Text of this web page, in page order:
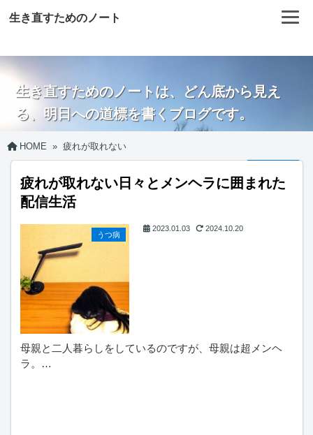
生き直すためのノート
生き直すためのノートは、どん底から見え
る、明日への道標を書くブログです。
HOME » 疲れが取れない
疲れが取れない日々とメンヘラに囲まれた
配信生活
うつ病
2023.01.03 2024.10.20
母親と二人暮らしをしているのですが、母親は超メンヘ
ラ。…